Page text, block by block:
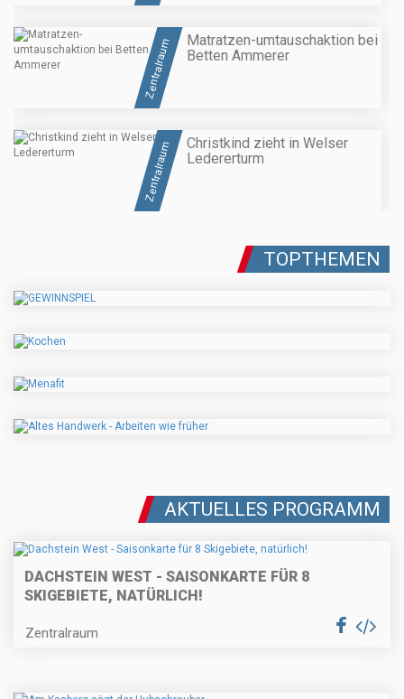
Zentralraum
Matratzen-umtauschaktion bei
Betten Ammerer
Zentralraum
Christkind zieht in Welser
Ledererturm
TOPTHEMEN
AKTUELLES PROGRAMM
DACHSTEIN WEST - SAISONKARTE FÜR 8
SKIGEBIETE, NATÜRLICH!
Zentralraum